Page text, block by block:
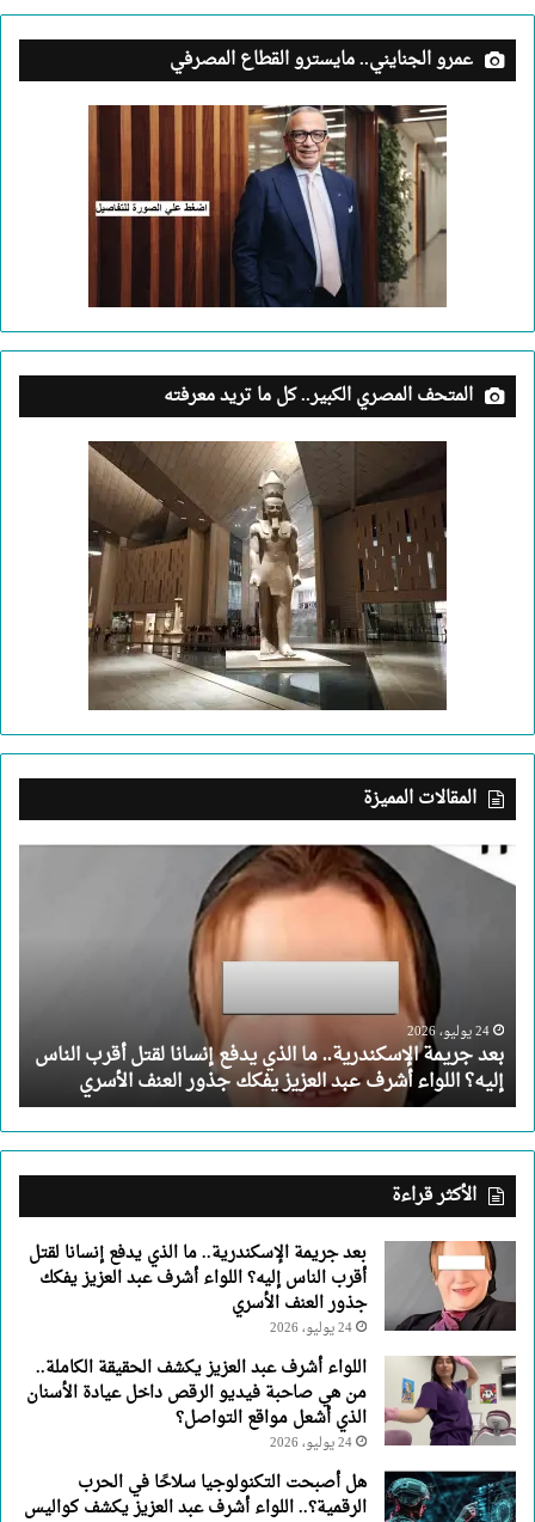
عمرو الجنايني.. مايسترو القطاع المصرفي
المتحف المصري الكبير.. كل ما تريد معرفته
المقالات المميزة
بعد
جريمة
لقتل
أقرب
الناس
إليه؟
اللواء
أشرف
عبد
العزيز
جذور
العنف
الأسري
24 يوليو، 2026
بعد جريمة الإسكندرية.. ما الذي يدفع إنسانا لقتل أقرب الناس
إليه؟ اللواء أشرف عبد العزيز يفكك جذور العنف الأسري
الأكثر قراءة
بعد جريمة الإسكندرية.. ما الذي يدفع إنسانا لقتل
أقرب الناس إليه؟ اللواء أشرف عبد العزيز يفكك
جذور العنف الأسري
24 يوليو، 2026
اللواء أشرف عبد العزيز يكشف الحقيقة الكاملة..
من هي صاحبة فيديو الرقص داخل عيادة الأسنان
الذي أشعل مواقع التواصل؟
24 يوليو، 2026
هل أصبحت التكنولوجيا سلاحًا في الحرب
الرقمية؟.. اللواء أشرف عبد العزيز يكشف كواليس